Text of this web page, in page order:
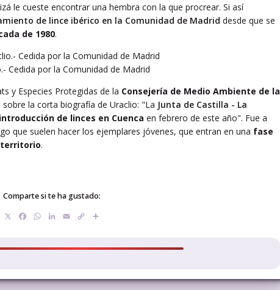
le cueste encontrar una hembra con la que procrear. Si así
de lince ibérico en la Comunidad de Madrid desde que se
de 1980.
Cedida por la Comunidad de Madrid
y Especies Protegidas de la Consejería de Medio Ambiente de la
la corta biografía de Uraclio: "La Junta de Castilla - La
de linces en Cuenca en febrero de este año". Fue a
que suelen hacer los ejemplares jóvenes, que entran en una fase
territorio.
Comparte si te ha gustado:
Facebook
WhatsApp
LinkedIn
EmailCopy